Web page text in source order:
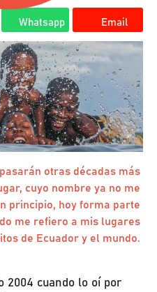
Whatsapp Email
otras décadas más
cuyo nombre ya no me
principio, hoy forma parte
me refiero a mis lugares
de Ecuador y el mundo.
2004 cuando lo oí por